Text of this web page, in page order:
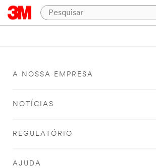
A NOSSA EMPRESA
NOTÍCIAS
REGULATÓRIO
AJUDA